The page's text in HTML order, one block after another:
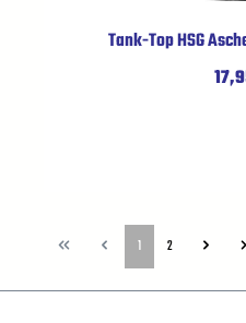
Tank-Top HSG
1 2